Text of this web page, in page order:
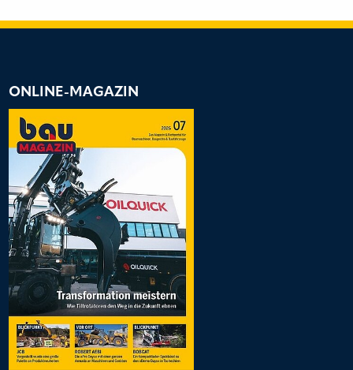
ONLINE-MAGAZIN